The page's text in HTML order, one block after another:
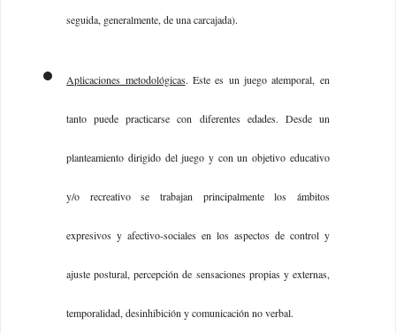
seguida, generalmente, de una carcajada).
Aplicaciones metodológicas. Este es un juego atemporal, en
tanto puede practicarse con diferentes edades. Desde un
planteamiento dirigido del juego y con un objetivo educativo
y/o recreativo se trabajan principalmente los ámbitos
expresivos y afectivo-sociales en los aspectos de control y
ajuste postural, percepción de sensaciones propias y externas,
temporalidad, desinhibición y comunicación no verbal.